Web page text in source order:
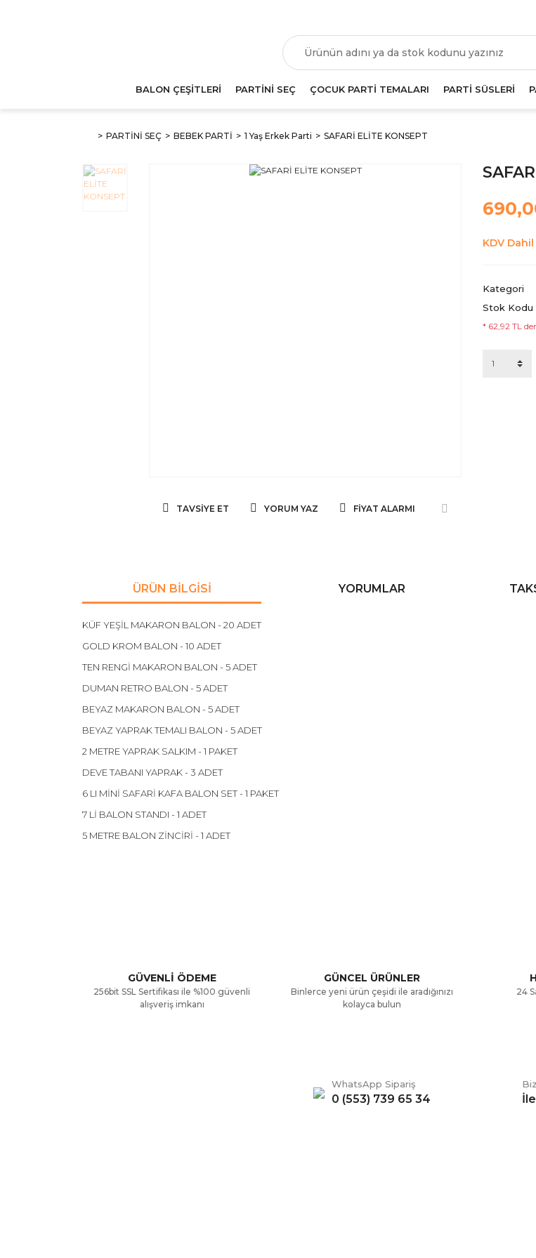
BALON ÇEŞİTLERİ PARTİNİ SEÇ ÇOCUK PARTİ TEMALARI PARTİ SÜSLERİ
PARTİNİ SEÇ BEBEK PARTİ 1 Yaş Erkek Parti SAFARİ ELİTE KONSEPT
TAVSIYE ET YORUM YAZ FIYAT ALARMI
KDV Dahil
Kategori
Stok Kodu
* 62,92 TL
ÜRÜN BILGISI YORUMLAR
KÜF YEŞİL MAKARON BALON - 20 ADET
GOLD KROM BALON - 10 ADET
TEN RENGİ MAKARON BALON - 5 ADET
DUMAN RETRO BALON - 5 ADET
BEYAZ MAKARON BALON - 5 ADET
BEYAZ YAPRAK TEMALI BALON - 5 ADET
2 METRE YAPRAK SALKIM - 1 PAKET
DEVE TABANI YAPRAK - 3 ADET
6 LI MİNİ SAFARİ KAFA BALON SET - 1 PAKET
7 Lİ BALON STANDI - 1 ADET
5 METRE BALON ZİNCİRİ - 1 ADET
Ürün açıklamasında eksik bilgiler bulunuyor.
Ürün bilgilerinde hatalar bulunuyor.
GÜVENLİ ÖDEME
256bit SSL Sertifikası ile %100 güvenli
alışveriş imkanı
GÜNCEL ÜRÜNLER
Binlerce yeni ürün çeşidi ile aradığınızı
kolayca bulun
24
WhatsApp Sipariş
0 (553) 739 65 34